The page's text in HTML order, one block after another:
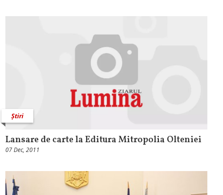
Știri
Lansare de carte la Editura Mitropolia Olteniei
07 Dec, 2011